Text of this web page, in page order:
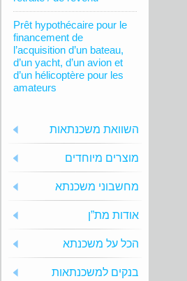
Prêt hypothécaire pour le
financement de
l’acquisition d’un bateau,
d’un yacht, d’un avion et
d’un hélicoptère pour les
amateurs
השוואת משכנתאות
מוצרים מיוחדים
מחשבוני משכנתא
אודות מת”ן
הכל על משכנתא
בנקים למשכנתאות